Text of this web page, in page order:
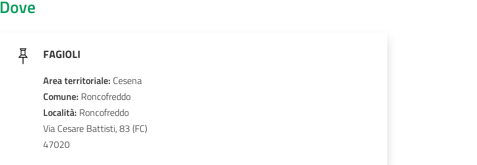
Dove
FAGIOLI
Area territoriale: Cesena
Comune: Roncofreddo
Località: Roncofreddo
Via Cesare Battisti, 83
(FC)
47020